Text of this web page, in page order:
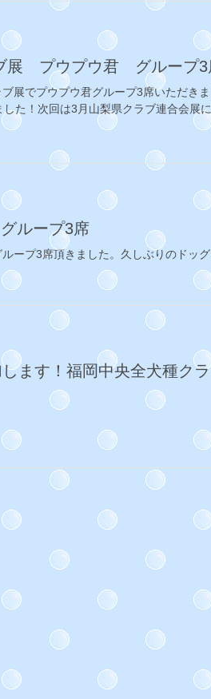
ブ展 プウプウ君 グループ3
展でプウプウ君グループ3席いただき
た！次回は3月山梨県クラブ連合会展に
グループ3席
ープ3席頂きました。久しぶりのドッ
します！福岡中央全犬種ク